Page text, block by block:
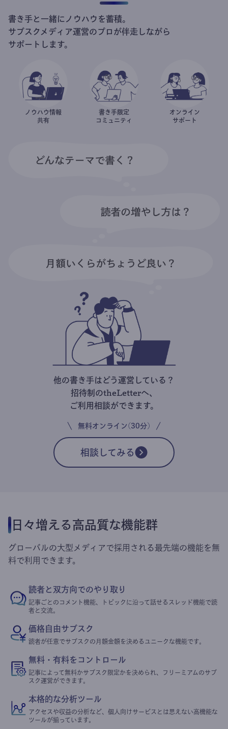
書き手と一緒にノウハウを蓄積。
サブスクメディア運営のプロが伴走しながら
サポートします。
ノウハウ情報
共有
書き手限定
コミュニティ
オンライン
サポート
他の書き手はどう運営している？
招待制のtheLetterへ、
ご利用相談ができます。
無料オンライン(30分)
相談してみる
日々増える高品質な機能群
グローバルの大型メディアで採用される最先端の機能を無
料で利用できます。
読者と双方向でのやり取り
記事ごとのコメント機能、トピックに沿って話せるスレッド機能で読
者と交流。
価格自由サブスク
読者が任意でサブスクの月額金額を決めるユニークな機能です。
無料・有料をコントロール
記事によって無料かサブスク限定かを決められ、フリーミアムのサブ
スク運営ができます。
本格的な分析ツール
アクセスや収益の分析など、個人向けサービスとは思えない高機能な
ツールが揃っています。